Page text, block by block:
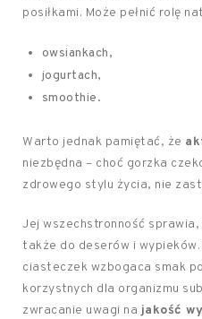
posiłkami. Może pełnić rolę
owsiankach,
jogurtach,
smoothie.
Warto jednak pamiętać, że
niezbędna – choć gorzka
zdrowego stylu życia, nie
Jej wszechstronność
także do deserów i
ciasteczek wzbogaca smak
korzystnych dla organizmu
zwracanie uwagi na jakość